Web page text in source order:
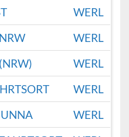
WERL
WERL
WERL
WERL
WERL